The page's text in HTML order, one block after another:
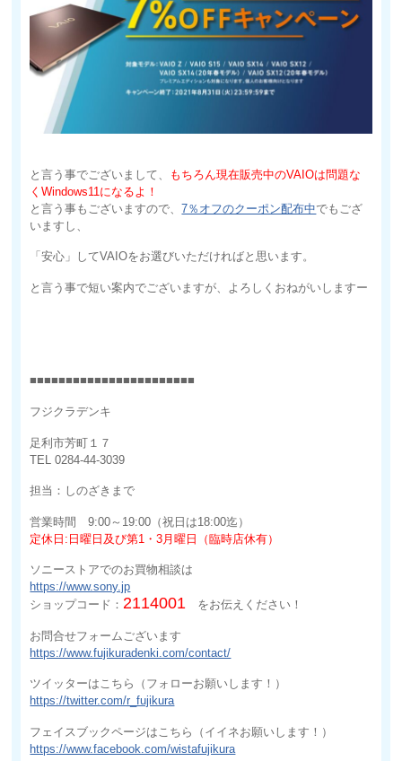
と言う事でございまして、
もちろん現在販売中のVAIOは問題な
くWindows11になるよ！
と言う事もございますので、7％オフのクーポン配布中でもござ
いますし、
「安心」してVAIOをお選びいただければと思います。
と言う事で短い案内でございますが、よろしくおねがいしますー
■■■■■■■■■■■■■■■■■■■■■■■
フジクラデンキ
足利市芳町１７
TEL 0284-44-3039
担当：しのざきまで
営業時間 9:00～19:00（祝日は18:00迄）
定休日:日曜日及び第1・3月曜日（臨時店休有）
ソニーストアでのお買物相談は
https://www.sony.jp
ショップコード：2114001 をお伝えください！
お問合せフォームございます
https://www.fujikuradenki.com/contact/
ツイッターはこちら（フォローお願いします！）
https://twitter.com/r_fujikura
フェイスブックページはこちら（イイネお願いします！）
https://www.facebook.com/wistafujikura